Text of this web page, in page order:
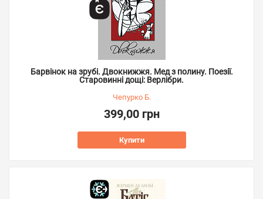
Барвінок на зрубі. Двокнижжя. Мед з полину. Поезії.
Старовинні дощі: Верлібри.
Чепурко Б.
399,00 грн
Купити